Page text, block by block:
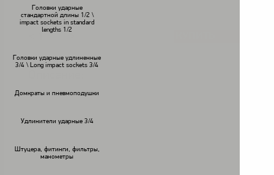
Головки ударные
стандартной длины 1/2 \
impact sockets in standard
lengths 1/2
Головки ударные удлиненные
3/4 \ Long impact sockets 3/4
Домкраты и пневмоподушки
Удлинители ударные 3/4
Штуцера, фитинги, фильтры,
манометры